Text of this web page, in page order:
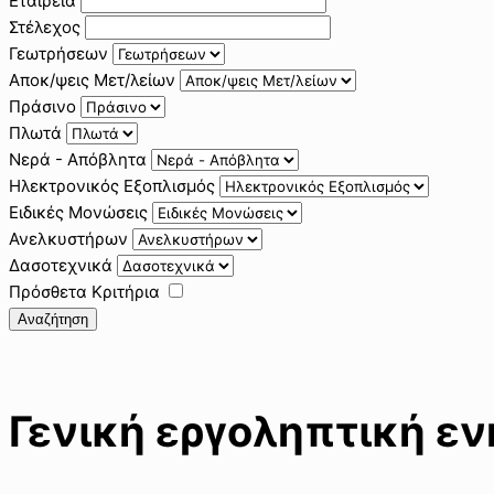
Στέλεχος
Γεωτρήσεων
Αποκ/ψεις Μετ/λείων
Πράσινο
Πλωτά
Νερά - Απόβλητα
Ηλεκτρονικός Εξοπλισμός
Ειδικές Μονώσεις
Ανελκυστήρων
Δασοτεχνικά
Πρόσθετα Κριτήρια
Αναζήτηση
Γενική εργοληπτική